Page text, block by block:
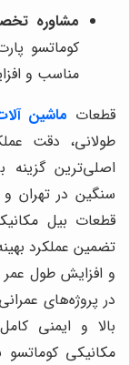
مشاوره
کوماتسو
مناسب و
قطعات ماشین
طولانی، دقت
اصلی‌ترین گزینه
سنگین در تهران
قطعات بیل
تضمین عملکرد
و افزایش طول
در پروژه‌های
بالا و ایمنی
مکانیکی